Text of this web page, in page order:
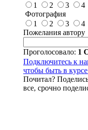
1
2 3 4
Фотография
1
2 3 4
Пожелания автору
Проголосовало: 1
Подключитесь к
чтобы быть в
Почитал?
все, срочно